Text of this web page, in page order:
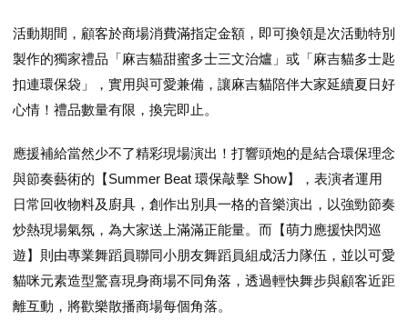
活動期間，顧客於商場消費滿指定金額，即可換領是次活動特別
製作的獨家禮品「麻吉貓甜蜜多士三文治爐」或「麻吉貓多士匙
扣連環保袋」，實用與可愛兼備，讓麻吉貓陪伴大家延續夏日好
心情！禮品數量有限，換完即止。
應援補給當然少不了精彩現場演出！打響頭炮的是結合環保理念
與節奏藝術的【Summer Beat 環保敲擊 Show】，表演者運用
日常回收物料及廚具，創作出別具一格的音樂演出，以強勁節奏
炒熱現場氣氛，為大家送上滿滿正能量。而【萌力應援快閃巡
遊】則由專業舞蹈員聯同小朋友舞蹈員組成活力隊伍，並以可愛
貓咪元素造型驚喜現身商場不同角落，透過輕快舞步與顧客近距
離互動，將歡樂散播商場每個角落。